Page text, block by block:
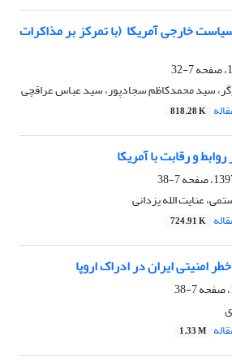
خارجی آمریکا ‏ ‏(با تمرکز بر مذاکرات
7-32
سید محمدکاظم سجادپور، سید عباس عراقچی
818.28 K
و رقابت با آمریکا
7-38
عنایت الله یزدانی
724.91 K
امنیتی ایران در ادراک اروپا
7-38
1.33 M